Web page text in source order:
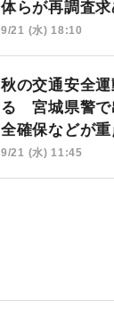
体らが再調査求
9/21 (水) 18:10
秋の交通安全
る 宮城県警
全確保などが重
9/21 (水) 11:45